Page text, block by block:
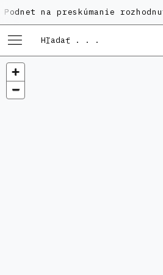
preskúmanie rozhodnutia